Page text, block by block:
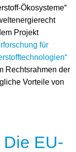
Ökosysteme“
Projekt
für
Rechtsrahmen der
Vorteile von
EU-